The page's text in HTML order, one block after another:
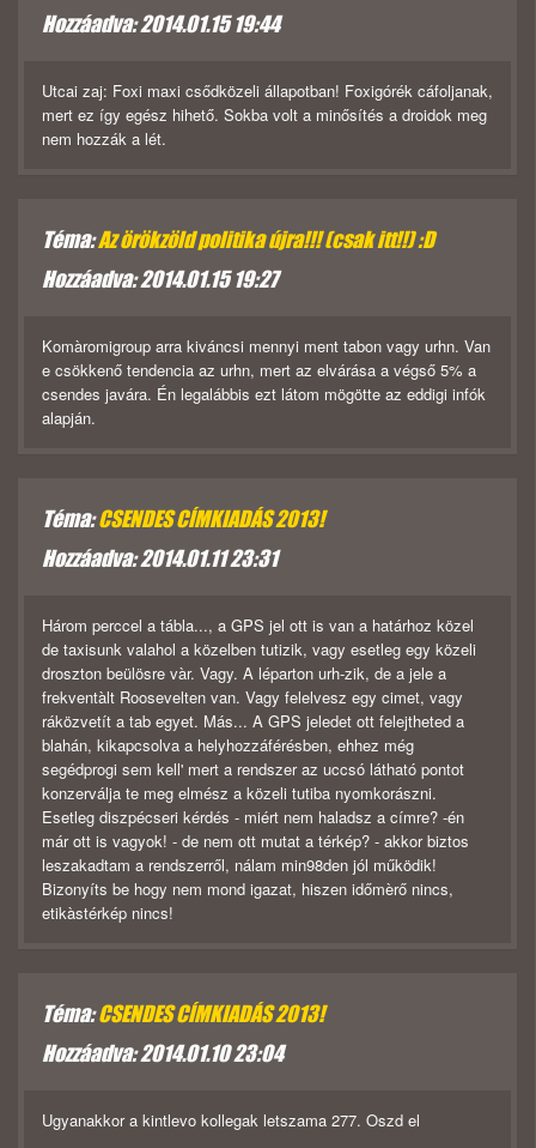
Hozzáadva: 2014.01.15 19:44
Utcai zaj: Foxi maxi csődközeli állapotban! Foxigórék cáfoljanak,
mert ez így egész hihető. Sokba volt a minősítés a droidok meg
nem hozzák a lét.
Téma:Az örökzöld politika újra!!! (csak itt!!) :D
Hozzáadva: 2014.01.15 19:27
Komàromigroup arra kiváncsi mennyi ment tabon vagy urhn. Van
e csökkenő tendencia az urhn, mert az elvárása a végső 5% a
csendes javára. Én legalábbis ezt látom mögötte az eddigi infók
alapján.
Téma:CSENDES CÍMKIADÁS 2013!
Hozzáadva: 2014.01.11 23:31
Három perccel a tábla..., a GPS jel ott is van a határhoz közel
de taxisunk valahol a közelben tutizik, vagy esetleg egy közeli
droszton beülösre vàr. Vagy. A léparton urh-zik, de a jele a
frekventàlt Roosevelten van. Vagy felelvesz egy cimet, vagy
ráközvetít a tab egyet. Más... A GPS jeledet ott felejtheted a
blahán, kikapcsolva a helyhozzáférésben, ehhez még
segédprogi sem kell' mert a rendszer az uccsó látható pontot
konzerválja te meg elmész a közeli tutiba nyomkorászni.
Esetleg diszpécseri kérdés - miért nem haladsz a címre? -én
már ott is vagyok! - de nem ott mutat a térkép? - akkor biztos
leszakadtam a rendszerről, nálam min98den jól működik!
Bizonyíts be hogy nem mond igazat, hiszen időmèrő nincs,
etikàstérkép nincs!
Téma:CSENDES CÍMKIADÁS 2013!
Hozzáadva: 2014.01.10 23:04
Ugyanakkor a kintlevo kollegak letszama 277. Oszd el